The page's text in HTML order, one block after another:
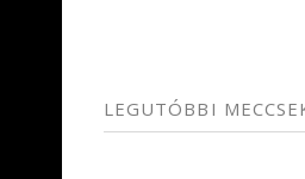
LEGUTÓBBI